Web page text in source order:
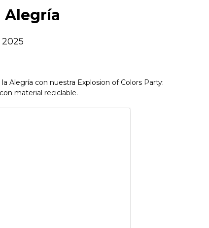
Alegría
2025
Alegría con nuestra Explosion of Colors Party:
material reciclable.